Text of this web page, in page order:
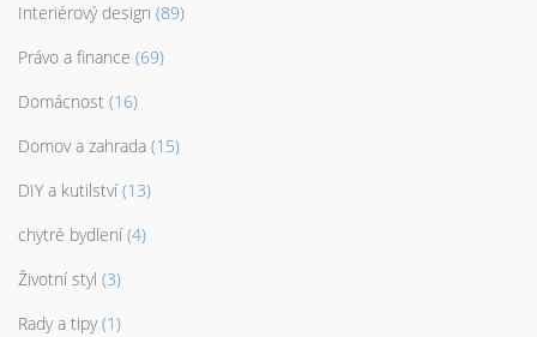
Interiérový design (89)
Právo a finance (69)
Domácnost (16)
Domov a zahrada (15)
DIY a kutilství (13)
chytré bydlení (4)
Životní styl (3)
Rady a tipy (1)